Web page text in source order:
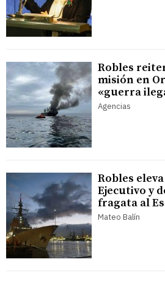
Robles
misión en
«guerra
Agencias
Robles
Ejecutivo y
fragata al
Mateo Balín